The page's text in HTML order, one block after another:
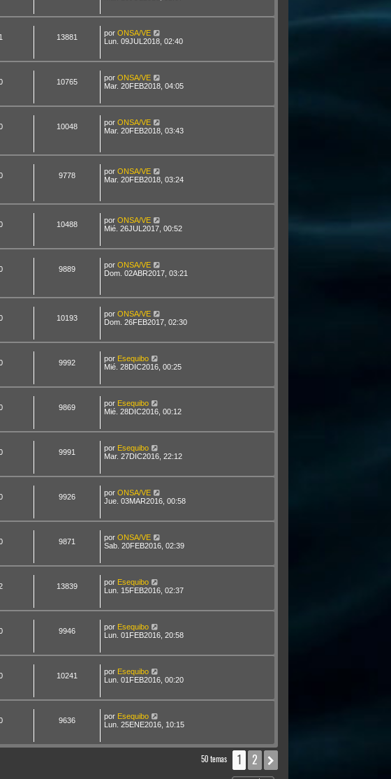
1 13881 por ONSA/VE
Lun. 09JUL2018, 02:40
10765 por ONSA/VE
Mar. 20FEB2018, 04:05
10048 por ONSA/VE
Mar. 20FEB2018, 03:43
9778 por ONSA/VE
Mar. 20FEB2018, 03:24
10488 por ONSA/VE
Mié. 26JUL2017, 00:52
9889 por ONSA/VE
Dom. 02ABR2017, 03:21
10193 por ONSA/VE
Dom. 26FEB2017, 02:30
9992 por Esequibo
Mié. 28DIC2016, 00:25
9869 por Esequibo
Mié. 28DIC2016, 00:12
9991 por Esequibo
Mar. 27DIC2016, 22:12
9926 por ONSA/VE
Jue. 03MAR2016, 00:58
9871 por ONSA/VE
Sab. 20FEB2016, 02:39
13839 por Esequibo
Lun. 15FEB2016, 02:37
9946 por Esequibo
Lun. 01FEB2016, 20:58
10241 por Esequibo
Lun. 01FEB2016, 00:20
9636 por Esequibo
Lun. 25ENE2016, 10:15
50 temas 1 2